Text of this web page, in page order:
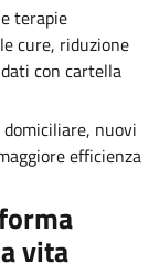
terapie
cure, riduzione
con cartella
nuovi
efficienza
vita